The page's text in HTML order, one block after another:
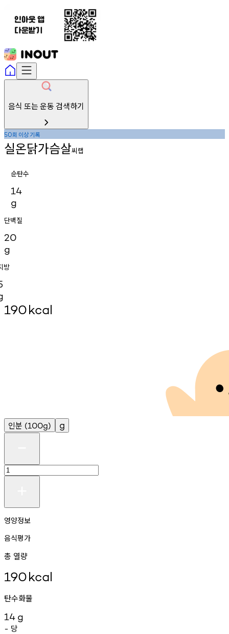
음식 또는 운동 검색하기
50회 이상기록
실온닭가슴살씨랩
순탄수
14
g
단백질
20
g
방
190kcal
인분 (100g) g
영양정보
음식평가
총 열량
190kcal
탄수화물
14 g
- 당